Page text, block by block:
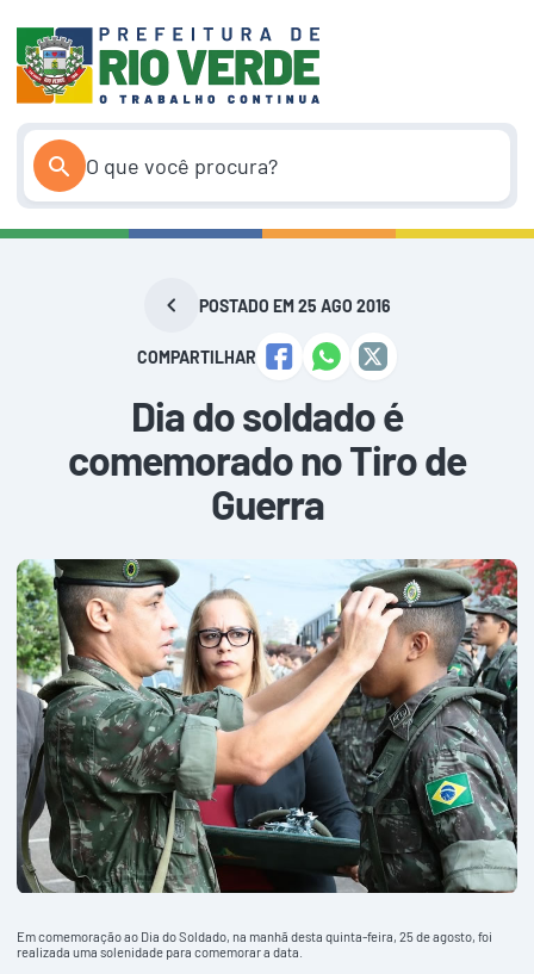
conteúdo
POSTADO EM 25 AGO 2016
COMPARTILHAR
Dia do soldado é
comemorado no Tiro de
Guerra
Em comemoração ao Dia do Soldado, na manhã desta quinta-feira, 25 de agosto, foi
realizada uma solenidade para comemorar a data.